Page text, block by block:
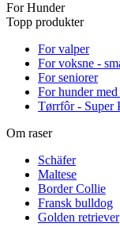
For Hunder
Topp produkter
For valper
For voksne -
For seniorer
For hunder
Tørrfôr - Super
Om raser
Schäfer
Maltese
Border Collie
Fransk bulldog
Golden retriever